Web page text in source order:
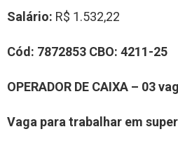
Salário: R$ 1.532,22
Cód: 7872853 CBO: 4211-25
OPERADOR DE CAIXA – 03
Vaga para trabalhar em